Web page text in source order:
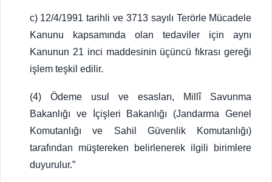
c) 12/4/1991 tarihli ve 3713 sayılı Terörle Mücadele
Kanunu kapsamında olan tedaviler için aynı
Kanunun 21 inci maddesinin üçüncü fıkrası gereği
işlem teşkil edilir.
(4) Ödeme usul ve esasları, Millî Savunma
Bakanlığı ve İçişleri Bakanlığı (Jandarma Genel
Komutanlığı ve Sahil Güvenlik Komutanlığı)
tarafından müştereken belirlenerek ilgili birimlere
duyurulur.”